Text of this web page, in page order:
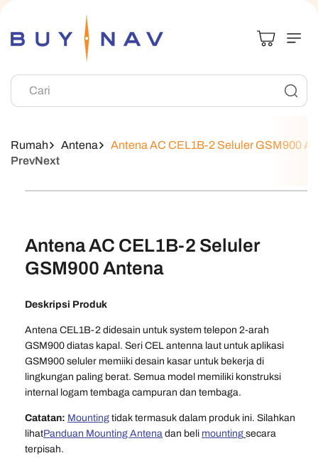
Cari
Rumah Antena
Antena AC CEL1B-2 Seluler GSM900
PrevNext
Langsung Ke
Antena AC CEL1B-2 Seluler
GSM900 Antena
Deskripsi Produk
Antena CEL1B-2 didesain untuk system telepon 2-arah
GSM900 diatas kapal. Seri CEL antenna laut untuk aplikasi
GSM900 seluler memiiki desain kasar untuk bekerja di
lingkungan paling berat. Semua model memiliki konstruksi
internal logam tembaga campuran dan tembaga.
Catatan: Mounting tidak termasuk dalam produk ini. Silahkan
lihatPanduan Mounting Antena dan beli mounting secara
terpisah.